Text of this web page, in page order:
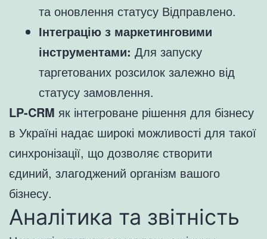
та оновлення статусу Відправлено.
Інтеграцію з маркетинговими
інструментами: Для запуску
таргетованих розсилок залежно від
статусу замовлення.
LP-CRM як інтегроване рішення для бізнесу
в Україні надає широкі можливості для такої
синхронізації, що дозволяє створити
єдиний, злагоджений організм вашого
бізнесу.
Аналітика та звітність